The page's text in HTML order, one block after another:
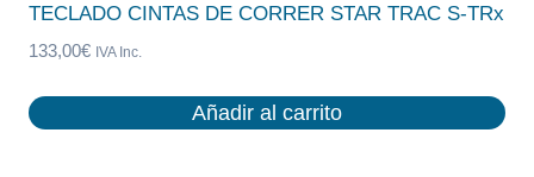
TECLADO CINTAS DE CORRER STAR TRAC S-TRx
133,00€ IVA Inc.
Añadir al carrito